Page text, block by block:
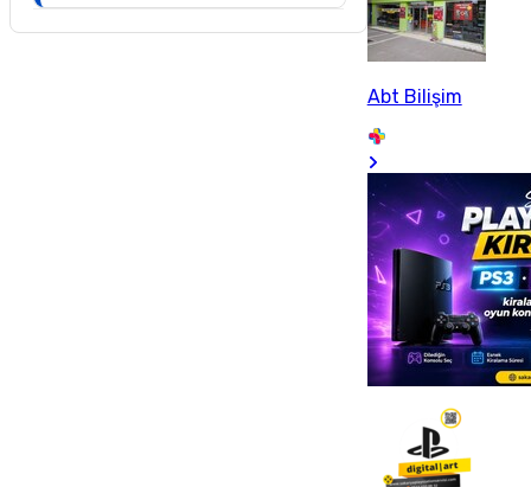
Abt Bilişim